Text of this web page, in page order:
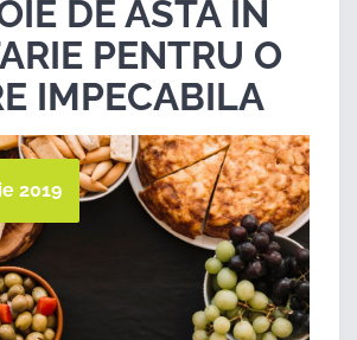
DE ASTA IN
PENTRU O
IMPECABILA
2019